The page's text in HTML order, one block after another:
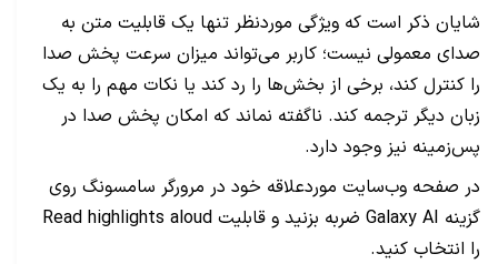
شایان ذکر است که ویژگی موردنظر تنها یک قابلیت متن به
صدای معمولی نیست؛ کاربر می‌تواند میزان سرعت پخش صدا
را کنترل کند، برخی از بخش‌ها را رد کند یا نکات مهم را به یک
زبان دیگر ترجمه کند. ناگفته نماند که امکان پخش صدا در
پس‌زمینه نیز وجود دارد.
در صفحه وب‌سایت موردعلاقه خود در مرورگر سامسونگ روی
گزینه Galaxy AI ضربه بزنید و قابلیت Read highlights aloud
را انتخاب کنید.